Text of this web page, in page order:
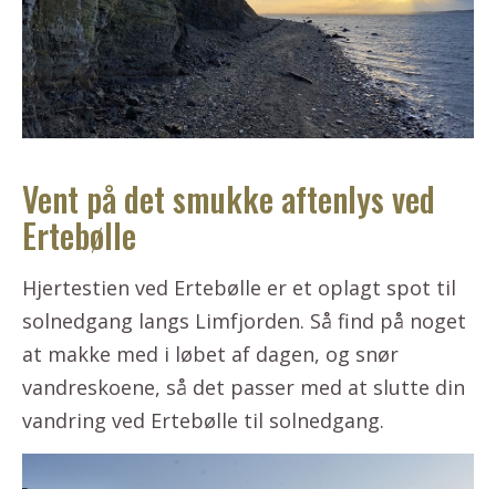
Vent på det smukke aftenlys ved
Ertebølle
Hjertestien ved Ertebølle er et oplagt spot til
solnedgang langs Limfjorden. Så find på noget
at makke med i løbet af dagen, og snør
vandreskoene, så det passer med at slutte din
vandring ved Ertebølle til solnedgang.